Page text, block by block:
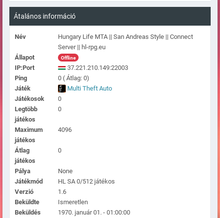
Átalános információ
Név
Hungary Life MTA || San Andreas Style || Connect
Server || hl-rpg.eu
Állapot
Offline
IP:Port
37.221.210.149:22003
Ping
0 ( Átlag: 0)
Játék
Multi Theft Auto
Játékosok
0
Legtöbb
játékos
0
Maximum
játékos
4096
Átlag
játékos
0
Pálya
None
Játékmód
HL SA 0/512 játékos
Verzió
1.6
Beküldte
Ismeretlen
Beküldés
1970. január 01. - 01:00:00